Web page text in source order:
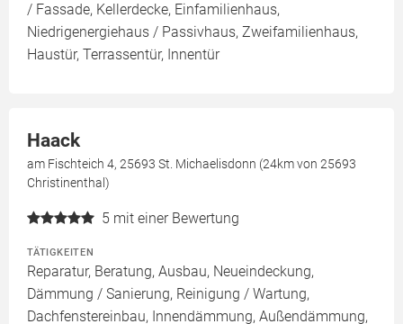
/ Fassade, Kellerdecke, Einfamilienhaus,
Niedrigenergiehaus / Passivhaus, Zweifamilienhaus,
Haustür, Terrassentür, Innentür
Haack
am Fischteich 4, 25693 St. Michaelisdonn (24km von 25693
Christinenthal)
5 mit einer Bewertung
TÄTIGKEITEN
Reparatur, Beratung, Ausbau, Neueindeckung,
Dämmung / Sanierung, Reinigung / Wartung,
Dachfenstereinbau, Innendämmung, Außendämmung,